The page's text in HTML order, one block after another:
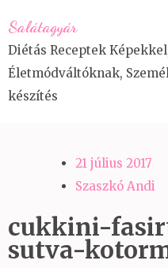
to
content
(Press
Enter)
Salátagyár
Diétás Receptek
Életmódváltóknak,
készítés
21 július 2017
Szaszkó Andi
cukkini-
sutva-